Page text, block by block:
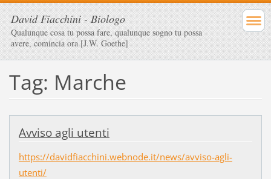
David Fiacchini - Biologo
Qualunque cosa tu possa fare, qualunque sogno tu possa
avere, comincia ora [J.W. Goethe]
Tag: Marche
Avviso agli utenti
https://davidfiacchini.webnode.it/news/avviso-agli-
utenti/